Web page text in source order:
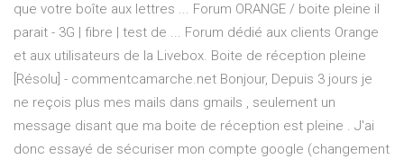
que votre boîte aux lettres ... Forum ORANGE / boite pleine il
parait - 3G | fibre | test de ... Forum dédié aux clients Orange
et aux utilisateurs de la Livebox. Boite de réception pleine
[Résolu] - commentcamarche.net Bonjour, Depuis 3 jours je
ne reçois plus mes mails dans gmails , seulement un
message disant que ma boite de réception est pleine . J'ai
donc essayé de sécuriser mon compte google (changement